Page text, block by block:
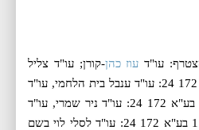
עוז כהן-קורן; עו"ד צליל
חודארי בשם המערער בע"א 172 24: עו"ד ענבל בית הלחמי, עו"ד
ליאור מזור בשם המשיבה 2 בע"א 172 24: עו"ד ניר שמרי, עו"ד
יהונתן אשכנזי בשם המשיב 1 בע"א 172 24: עו"ד לסלי לוי בשם